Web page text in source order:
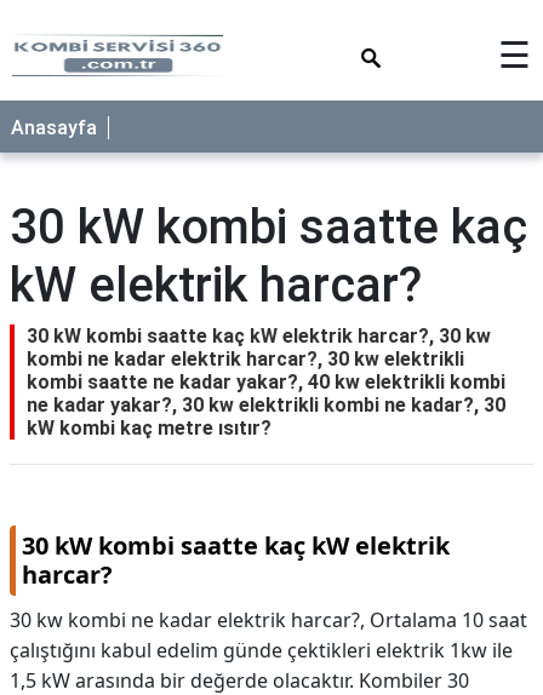
☰
Anasayfa
30 kW kombi saatte kaç
kW elektrik harcar?
30 kW kombi saatte kaç kW elektrik harcar?, 30 kw
kombi ne kadar elektrik harcar?, 30 kw elektrikli
kombi saatte ne kadar yakar?, 40 kw elektrikli kombi
ne kadar yakar?, 30 kw elektrikli kombi ne kadar?, 30
kW kombi kaç metre ısıtır?
30 kW kombi saatte kaç kW elektrik
harcar?
30 kw kombi ne kadar elektrik harcar?, Ortalama 10 saat
çalıştığını kabul edelim günde çektikleri elektrik 1kw ile
1,5 kW arasında bir değerde olacaktır. Kombiler 30